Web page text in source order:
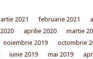
2021 februarie 2021
aprilie 2020
martie
noiembrie 2019
octombrie
iunie 2019 mai 2019